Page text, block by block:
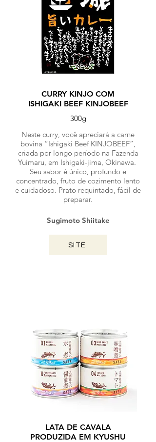
CURRY KINJO COM
ISHIGAKI BEEF KINJOBEEF
300g
Neste curry, você apreciará a carne
bovina “Ishigaki Beef KINJOBEEF”,
criada por longo período na Fazenda
Yuimaru, em Ishigaki-jima, Okinawa.
Seu sabor é único, profundo e
concentrado, fruto de cozimento lento
e cuidadoso. Prato requintado, fácil de
preparar.
Sugimoto Shiitake
SITE
LATA DE CAVALA
PRODUZIDA EM KYUSHU